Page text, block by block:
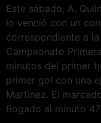
Este sábado, A.
lo venció con un
correspondiente a
Campeonato
minutos del primer
primer gol con una
Martinez. El
Bogado al minuto